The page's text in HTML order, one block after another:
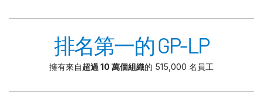
排名第一的 GP-LP
擁有來自超過 10 萬個組織的 515,000 名員工